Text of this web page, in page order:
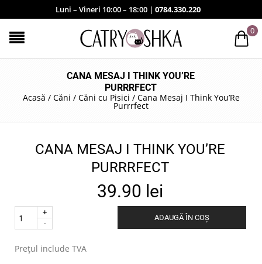
Luni – Vineri 10:00 – 18:00 | 0784.330.220
0
CANA MESAJ I THINK YOU’RE
PURRRFECT
Acasă / Căni / Căni cu Pisici / Cana Mesaj I Think You’Re
Purrrfect
CANA MESAJ I THINK YOU’RE
PURRRFECT
39.90 lei
Quantity
ADAUGĂ ÎN COȘ
Prețul include TVA